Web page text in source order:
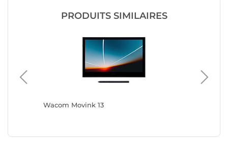
PRODUITS SIMILAIRES
Wacom Movink 13